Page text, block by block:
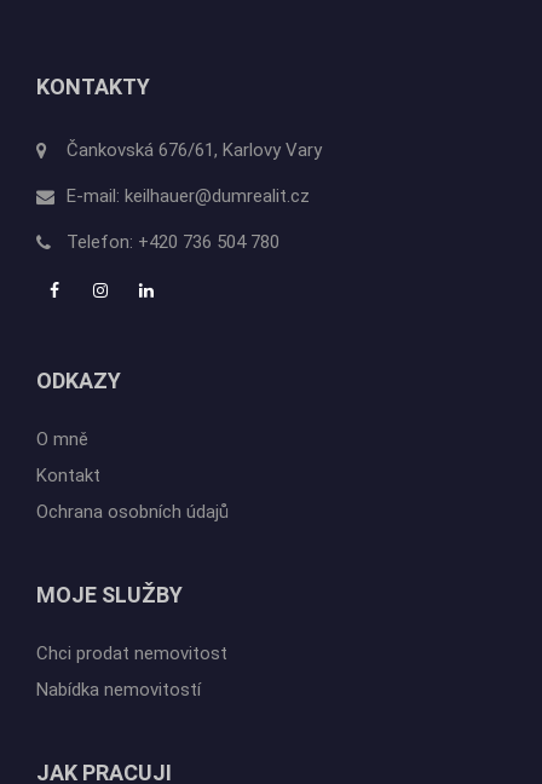
KONTAKTY
Čankovská 676/61, Karlovy Vary
E-mail: keilhauer@dumrealit.cz
Telefon: +420 736 504 780
ODKAZY
O mně
Kontakt
Ochrana osobních údajů
MOJE SLUŽBY
Chci prodat nemovitost
Nabídka nemovitostí
JAK PRACUJI